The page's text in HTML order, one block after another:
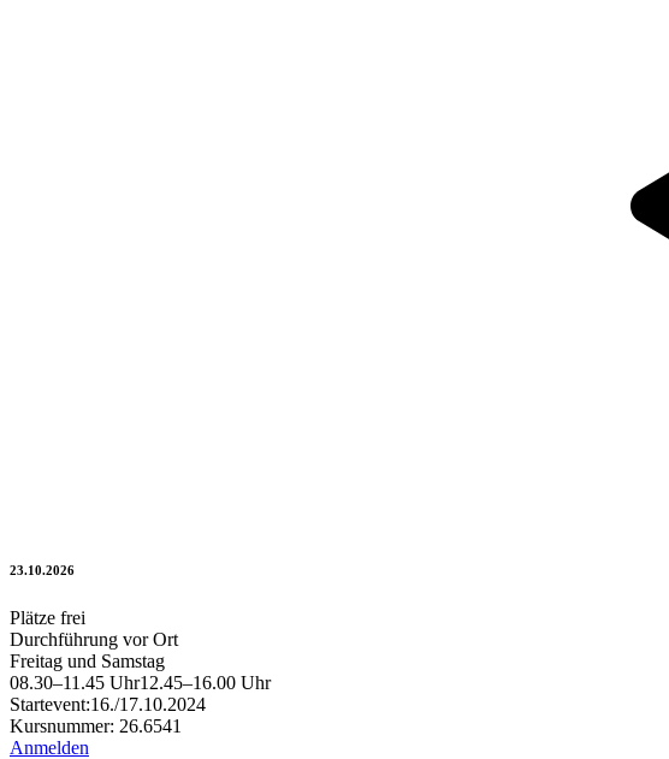
23.10.2026
Plätze frei
Durchführung vor Ort
Freitag und Samstag
08.30–11.45 Uhr12.45–16.00 Uhr
Startevent:16./17.10.2024
Kursnummer: 26.6541
Anmelden